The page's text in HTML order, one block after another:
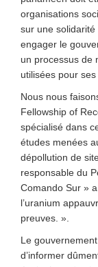
organisations
sur une
engager le
un processus de
utilisées pour
Nous nous
Fellowship of
spécialisé dans
études menées
dépollution de
responsable du
Comando Sur »
l’uranium
preuves. ».
Le
d’informer